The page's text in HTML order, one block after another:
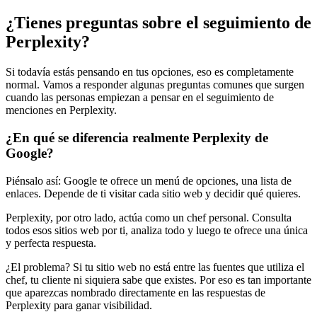
¿Tienes preguntas sobre el seguimiento de
Perplexity?
Si todavía estás pensando en tus opciones, eso es completamente
normal. Vamos a responder algunas preguntas comunes que surgen
cuando las personas empiezan a pensar en el seguimiento de
menciones en Perplexity.
¿En qué se diferencia realmente Perplexity de
Google?
Piénsalo así: Google te ofrece un menú de opciones, una lista de
enlaces. Depende de ti visitar cada sitio web y decidir qué quieres.
Perplexity, por otro lado, actúa como un chef personal. Consulta
todos esos sitios web por ti, analiza todo y luego te ofrece una única
y perfecta respuesta.
¿El problema? Si tu sitio web no está entre las fuentes que utiliza el
chef, tu cliente ni siquiera sabe que existes. Por eso es tan importante
que aparezcas nombrado directamente en las respuestas de
Perplexity para ganar visibilidad.